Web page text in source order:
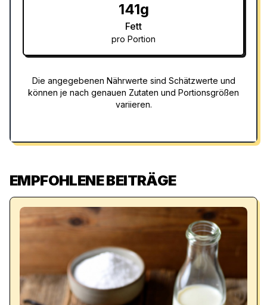
141g
Fett
pro Portion
Die angegebenen Nährwerte sind Schätzwerte und
können je nach genauen Zutaten und Portionsgrößen
variieren.
EMPFOHLENE BEITRÄGE